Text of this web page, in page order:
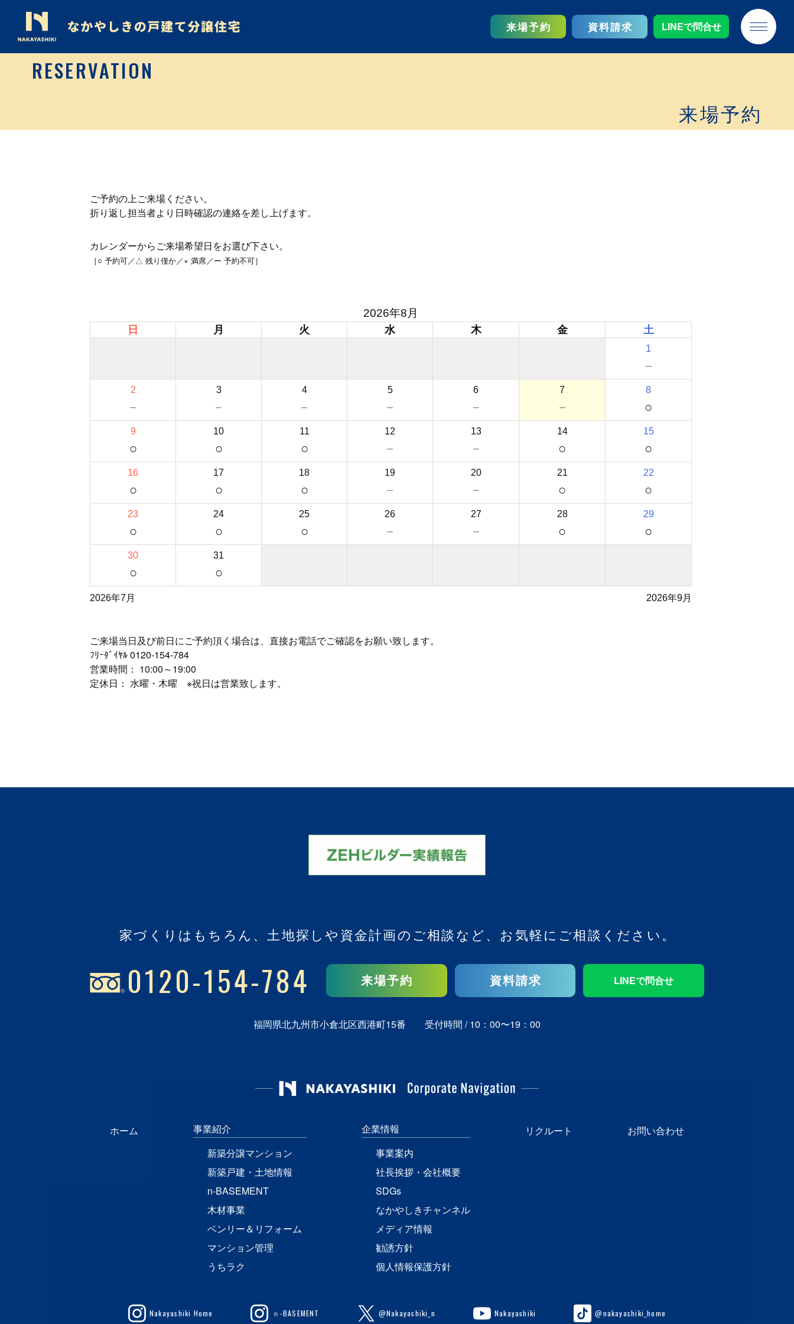
来場予約 資料請求 LINEで問合せ
RESERVATION
来場予約
ご予約の上ご来場ください。
折り返し担当者より日時確認の連絡を差し上げます。
カレンダーからご来場希望日をお選び下さい。
［○ 予約可／△ 残り僅か／× 満席／ー 予約不可］
2026年8月
日 月 火 水 木 金 土
1
－
2
－
3
－
4
－
5
－
6
－
7
－
8
○
9
○
10
○
11
○
12
－
13
－
14
○
15
○
16
○
17
○
18
○
19
－
20
－
21
○
22
○
23
○
24
○
25
○
26
－
27
－
28
○
29
○
30
○
31
○
2026年7月 2026年9月
ご来場当日及び前日にご予約頂く場合は、直接お電話でご確認をお願い致します。
ﾌﾘｰﾀﾞｲﾔﾙ0120-154-784
営業時間： 10:00～19:00
定休日： 水曜・木曜 ※祝日は営業致します。
家づくりはもちろん、 土地探しや資金計画のご相談など、 お気軽にご相談ください。
0120-154-784 来場予約 資料請求 LINEで問合せ
福岡県北九州市小倉北区西港町15番 受付時間 / 10：00〜19：00
ホーム
事業紹介
新築分譲マンション
新築戸建・土地情報
n-BASEMENT
木材事業
ベンリー＆リフォーム
マンション管理
うちラク
企業情報
事業案内
社長挨拶・会社概要
SDGs
なかやしきチャンネル
メディア情報
勧誘方針
個人情報保護方針
リクルート お問い合わせ
Nakayashiki Home ｎ-BASEMENT @Nakayashiki_n Nakayashiki @nakayashiki_home